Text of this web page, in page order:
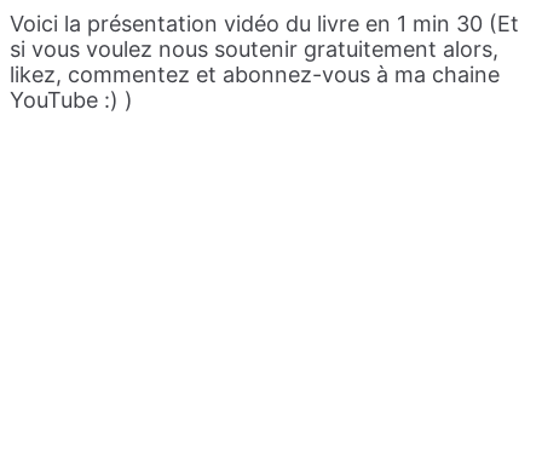
Voici la présentation vidéo du livre en 1 min 30 (Et
si vous voulez nous soutenir gratuitement alors,
likez, commentez et abonnez-vous à ma chaine
YouTube :) )